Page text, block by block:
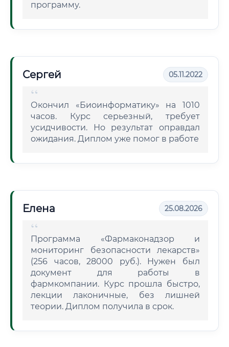
программу.
Сергей 05.11.2022
Окончил «Биоинформатику» на 1010
часов. Курс серьезный, требует
усидчивости. Но результат оправдал
ожидания. Диплом уже помог в работе
Елена 25.08.2026
Программа «Фармаконадзор и
мониторинг безопасности лекарств»
(256 часов, 28000 руб.). Нужен был
документ для работы в
фармкомпании. Курс прошла быстро,
лекции лаконичные, без лишней
теории. Диплом получила в срок.